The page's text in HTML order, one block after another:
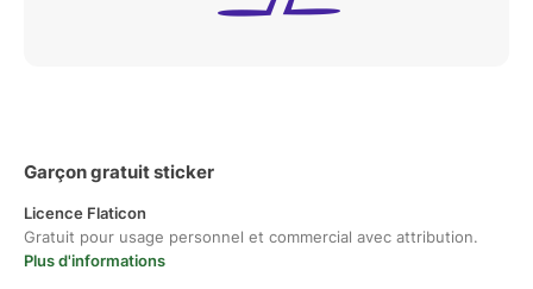
Garçon gratuit sticker
Licence Flaticon
Gratuit pour usage personnel et commercial avec attribution.
Plus d'informations